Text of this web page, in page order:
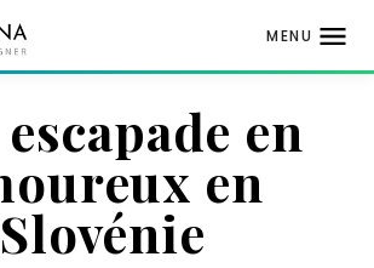
MENU
en
en
Slovénie